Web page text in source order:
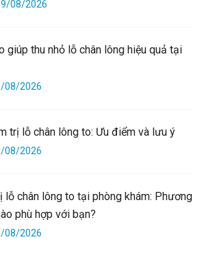
08/2026
giúp thu nhỏ lỗ chân lông hiệu quả tại
08/2026
trị lỗ chân lông to: Ưu điểm và lưu ý
08/2026
lỗ chân lông to tại phòng khám: Phương
phù hợp với bạn?
08/2026